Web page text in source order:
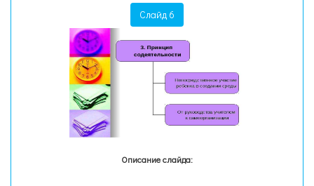
Слайд 6
Описание слайда: